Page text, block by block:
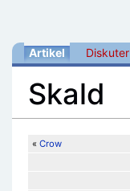
Artikel Diskuter
Skald
« Crow